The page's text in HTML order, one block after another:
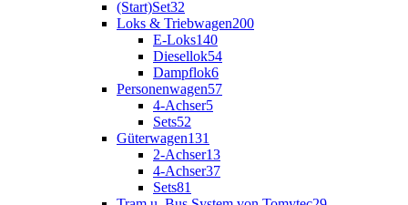
(Start)Set32
Loks & Triebwagen200
E-Loks140
Diesellok54
Dampflok6
Personenwagen57
4-Achser5
Sets52
Güterwagen131
2-Achser13
4-Achser37
Sets81